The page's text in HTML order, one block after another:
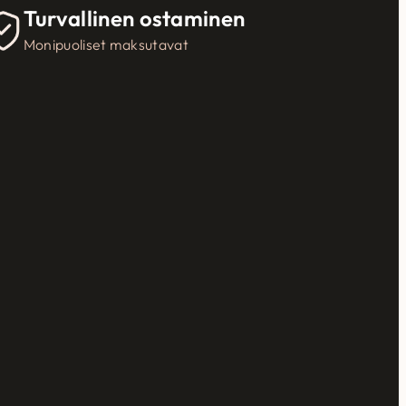
Turvallinen ostaminen
Monipuoliset maksutavat